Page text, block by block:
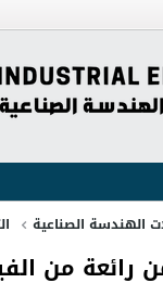
الهندسة الصناعية
رائعة من